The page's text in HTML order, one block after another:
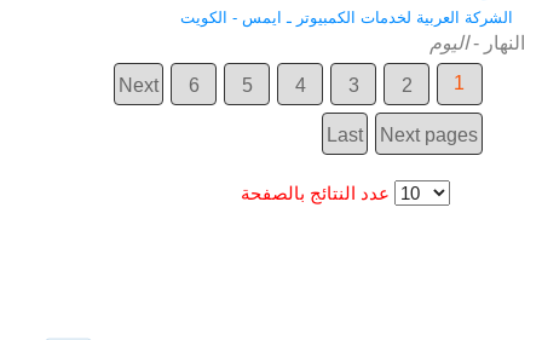
الشركة العربية لخدمات الكمبيوتر ـ ايمس - الكويت
النهار -اليوم
1
2
3
4
5
6
Next
Next pages
Last
عدد النتائج بالصفحة